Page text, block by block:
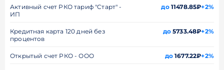
Активный счет РКО тариф "Старт" -
ИП
до11478.85₽+2%
Кредитная карта 120 дней без
процентов
до5733.48₽+2%
Открытый счет РКО - ООО до1677.22₽+2%